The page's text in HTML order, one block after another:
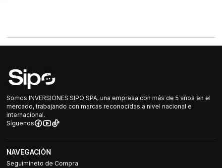
Somos INVERSIONES SIPO SPA, una empresa con más de 5 años en el
mercado, trabajando con marcas reconocidas a nivel nacional e
internacional.
Síguenos
NAVEGACIÓN
Seguimineto de Compra